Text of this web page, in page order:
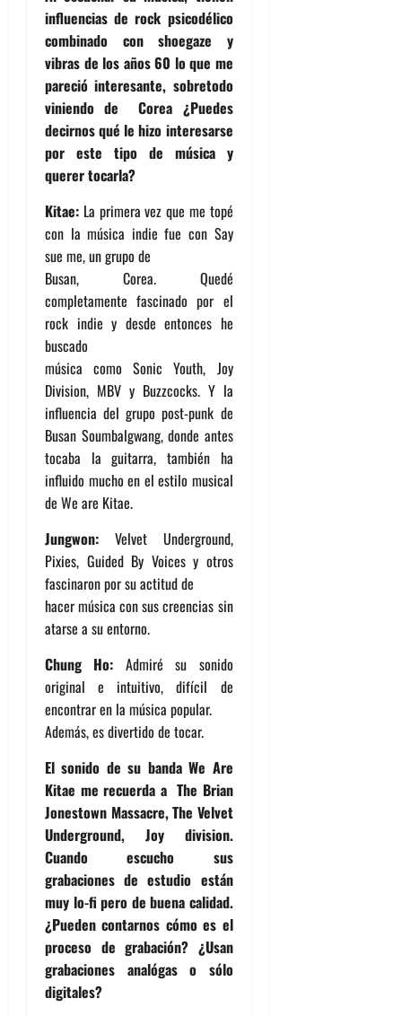
influencias de rock psicodélico
combinado con shoegaze y
vibras de los años 60 lo que me
pareció interesante, sobretodo
viniendo de Corea ¿Puedes
decirnos qué le hizo interesarse
por este tipo de música y
querer tocarla?
Kitae: La primera vez que me topé
con la música indie fue con Say
sue me, un grupo de
Busan, Corea. Quedé
completamente fascinado por el
rock indie y desde entonces he
buscado
música como Sonic Youth, Joy
Division, MBV y Buzzcocks. Y la
influencia del grupo post-punk de
Busan Soumbalgwang, donde antes
tocaba la guitarra, también ha
influido mucho en el estilo musical
de We are Kitae.
Jungwon: Velvet Underground,
Pixies, Guided By Voices y otros
fascinaron por su actitud de
hacer música con sus creencias sin
atarse a su entorno.
Chung Ho: Admiré su sonido
original e intuitivo, difícil de
encontrar en la música popular.
Además, es divertido de tocar.
El sonido de su banda We Are
Kitae me recuerda a The Brian
Jonestown Massacre, The Velvet
Underground, Joy division.
Cuando escucho sus
grabaciones de estudio están
muy lo-fi pero de buena calidad.
¿Pueden contarnos cómo es el
proceso de grabación? ¿Usan
grabaciones analógas o sólo
digitales?